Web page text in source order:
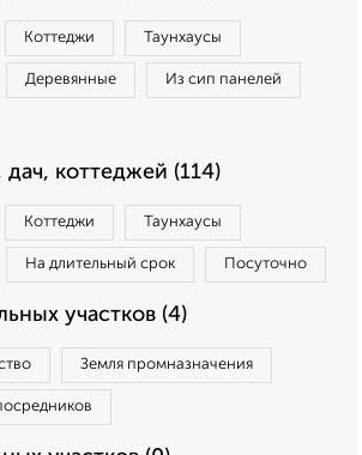
Коттеджи Таунхаусы
Деревянные Из сип панелей
коттеджей (114)
Коттеджи Таунхаусы
На длительный срок Посуточно
участков (4)
Земля промназначения